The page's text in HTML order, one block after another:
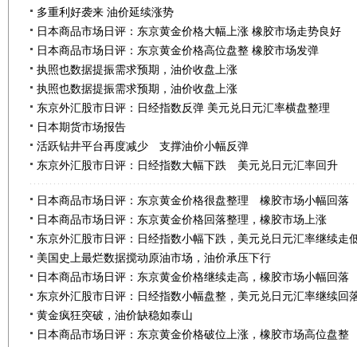
多重利好袭来 油价延续涨势
日本商品市场日评：东京黄金价格大幅上涨 橡胶市场走势良好
日本商品市场日评：东京黄金价格高位盘整 橡胶市场发弹
执照也数据提振需求预期，油价收盘上涨
执照也数据提振需求预期，油价收盘上涨
东京外汇股市日评：日经指数反弹 美元兑日元汇率横盘整理
日本期货市场报告
活跃钻井平台再度减少 支撑油价小幅反弹
东京外汇股市日评：日经指数大幅下跌 美元兑日元汇率回升
日本商品市场日评：东京黄金价格很盘整理 橡胶市场小幅回落
日本商品市场日评：东京黄金价格回落整理，橡胶市场上涨
东京外汇股市日评：日经指数小幅下跌，美元兑日元汇率继续走
美国史上最烂数据搅动原油市场，油价承压下行
日本商品市场日评：东京黄金价格继续走高，橡胶市场小幅回落
东京外汇股市日评：日经指数小幅盘整，美元兑日元汇率继续回
黄金疯狂突破，油价缺稳如泰山
日本商品市场日评：东京黄金价格破位上涨，橡胶市场高位盘整